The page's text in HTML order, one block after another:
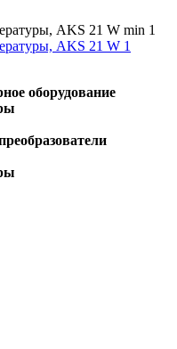
оборудование